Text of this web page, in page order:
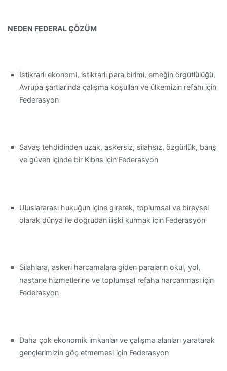
NEDEN FEDERAL ÇÖZÜM
İstikrarlı ekonomi, istikrarlı para birimi, emeğin örgütlülüğü,
Avrupa şartlarında çalışma koşulları ve ülkemizin refahı için
Federasyon
Savaş tehdidinden uzak, askersiz, silahsız, özgürlük, barış
ve güven içinde bir Kıbrıs için Federasyon
Uluslararası hukuğun içine girerek, toplumsal ve bireysel
olarak dünya ile doğrudan ilişki kurmak için Federasyon
Silahlara, askeri harcamalara giden paraların okul, yol,
hastane hizmetlerine ve toplumsal refaha harcanması için
Federasyon
Daha çok ekonomik imkanlar ve çalışma alanları yaratarak
gençlerimizin göç etmemesi için Federasyon